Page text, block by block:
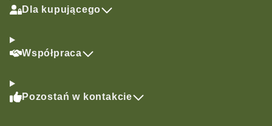
Dla kupującego
Współpraca
Pozostań w kontakcie